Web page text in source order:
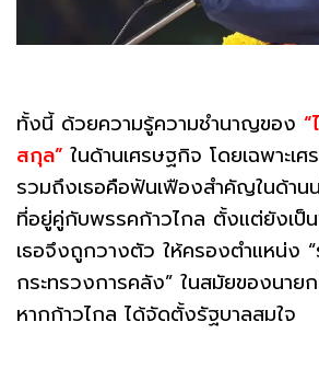
ทั้งนี้ ด้วยความรู้ความชำนาญของ
สกุล” ในด้านเศรษฐกิจ โดยเฉพาะเ
รวมถึงเธอคือฟันเฟืองสำคัญในด้าน
ที่อยู่คู่กับพรรคก้าวไกล ตั้งแต่ยังเป็
เธอจึงถูกวางตัว ให้ครองตำแหน่ง
กระทรวงการคลัง” ในสมัยของนา
หากก้าวไกล ได้จัดตั้งรัฐบาลสมใจ